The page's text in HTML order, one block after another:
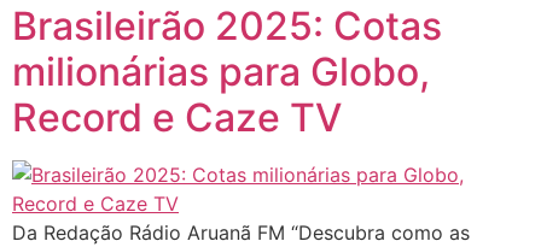
Brasileirão 2025: Cotas
milionárias para Globo,
Record e Caze TV
Da Redação Rádio Aruanã FM “Descubra como as